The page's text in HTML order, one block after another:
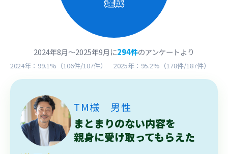
2024年8月～2025年9月に294件のアンケートより
2024年：99.1%（106件/107件） 2025年：95.2%（178件/187件）
TM様 男性
まとまりのない内容を
親身に受け取ってもらえた